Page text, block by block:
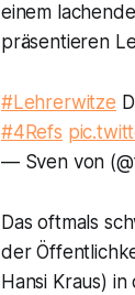
einem
präsentieren
#Lehrerwitze
#4Refs
— Sven von
Das oftmals
der
Hansi Kraus)